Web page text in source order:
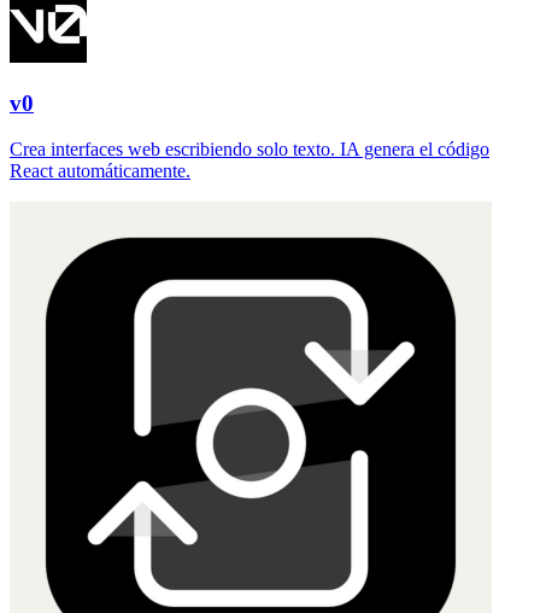
v0
Crea interfaces web escribiendo solo texto. IA genera el código
React automáticamente.